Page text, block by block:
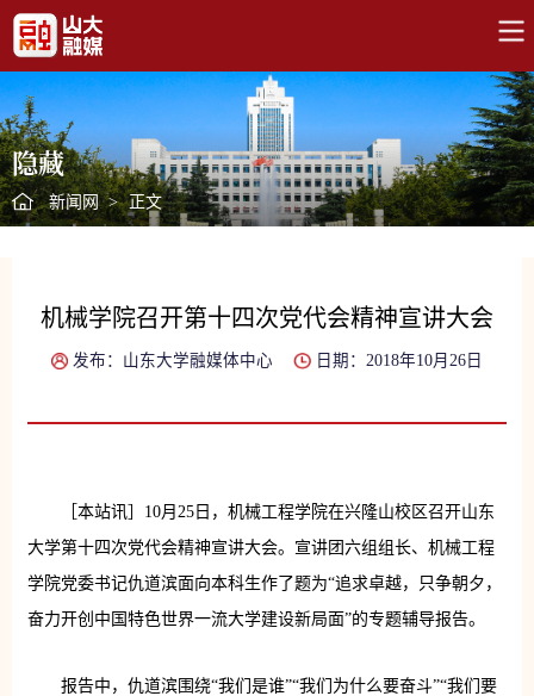
隐藏
新闻网 > 正文
机械学院召开第十四次党代会精神宣讲大会
发布：山东大学融媒体中心 日期：2018年10月26日
［本站讯］10月25日，机械工程学院在兴隆山校区召开山东
大学第十四次党代会精神宣讲大会。宣讲团六组组长、机械工程
学院党委书记仇道滨面向本科生作了题为“追求卓越，只争朝夕，
奋力开创中国特色世界一流大学建设新局面”的专题辅导报告。
报告中，仇道滨围绕“我们是谁”“我们为什么要奋斗”“我们要